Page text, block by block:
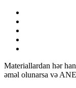
Materiallardan hər
əməl olunarsa və